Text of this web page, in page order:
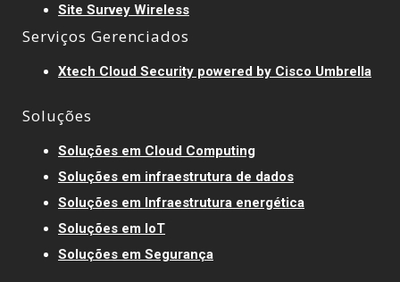
Site Survey Wireless
Serviços Gerenciados
Xtech Cloud Security powered by Cisco Umbrella
Soluções
Soluções em Cloud Computing
Soluções em infraestrutura de dados
Soluções em Infraestrutura energética
Soluções em IoT
Soluções em Segurança